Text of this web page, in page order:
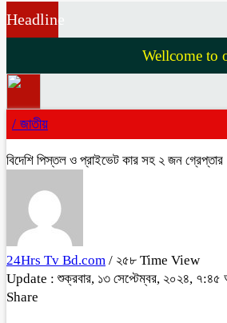
Headline
Wellcome to
/ জাতীয়
বিদেশি পিস্তল ও প্রাইভেট কার সহ ২ জন গ্রেপ্তার
24Hrs Tv Bd.com / ২৫৮ Time View
Update : শুক্রবার, ১৩ সেপ্টেম্বর, ২০২৪, ৭:৪৫
Share